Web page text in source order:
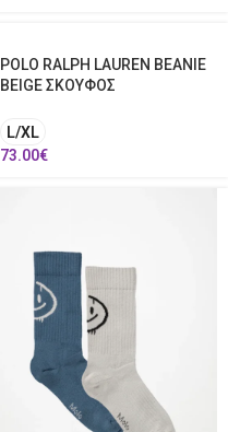
POLO RALPH LAUREN BEANIE
BEIGE ΣΚΟΥΦΟΣ
L/XL
73.00€